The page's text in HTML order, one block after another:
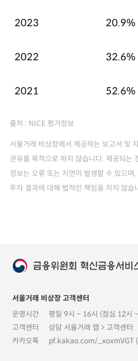
2023 20.9%
2022 32.6%
2021 52.6%
출처 : NICE 평가정보
서울거래 비상장에서 제공하는 보고서 및
권유를 목적으로 하지 않습니다. 제공되는
정보는 오류 또는 지연이 발생할 수 있으
투자 결과에 대해 법적인 책임을 지지 않습
서울거래 비상장 고객센터
운영시간
평일 9시 ~ 16시 (점심 12시
고객센터
상담 서울거래 앱 > 고객센터
카카오톡
pf.kakao.com/_xoxmVGT (